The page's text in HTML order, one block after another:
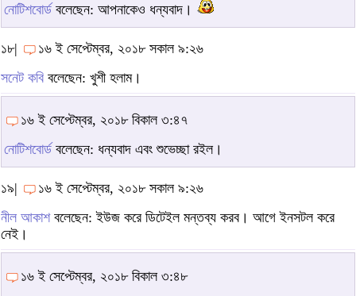
নোটিশবোর্ডবলেছেন: আপনাকেও ধন্যবাদ।
১৮|
১৬ ই সেপ্টেম্বর, ২০১৮ সকাল ৯:২৬
সনেট কবি বলেছেন: খুশী হলাম।
১৬ ই সেপ্টেম্বর, ২০১৮ বিকাল ৩:৪৭
নোটিশবোর্ডবলেছেন: ধন্যবাদ এবং শুভেচ্ছা রইল।
১৯|
১৬ ই সেপ্টেম্বর, ২০১৮ সকাল ৯:২৬
নীল আকাশবলেছেন: ইউজ করে ডিটেইল মন্তব্য করব। আগে ইনসটল করে
নেই।
১৬ ই সেপ্টেম্বর, ২০১৮ বিকাল ৩:৪৮